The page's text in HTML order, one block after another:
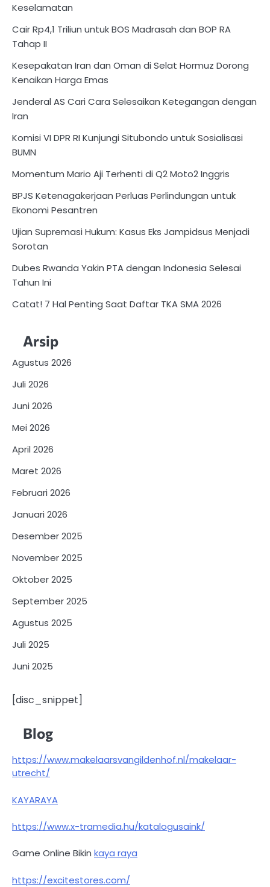
Keselamatan
Cair Rp4,1 Triliun untuk BOS Madrasah dan BOP RA
Tahap II
Kesepakatan Iran dan Oman di Selat Hormuz Dorong
Kenaikan Harga Emas
Jenderal AS Cari Cara Selesaikan Ketegangan dengan
Iran
Komisi VI DPR RI Kunjungi Situbondo untuk Sosialisasi
BUMN
Momentum Mario Aji Terhenti di Q2 Moto2 Inggris
BPJS Ketenagakerjaan Perluas Perlindungan untuk
Ekonomi Pesantren
Ujian Supremasi Hukum: Kasus Eks Jampidsus Menjadi
Sorotan
Dubes Rwanda Yakin PTA dengan Indonesia Selesai
Tahun Ini
Catat! 7 Hal Penting Saat Daftar TKA SMA 2026
Arsip
Agustus 2026
Juli 2026
Juni 2026
Mei 2026
April 2026
Maret 2026
Februari 2026
Januari 2026
Desember 2025
November 2025
Oktober 2025
September 2025
Agustus 2025
Juli 2025
Juni 2025
[disc_snippet]
Blog
https://www.makelaarsvangildenhof.nl/makelaar-
utrecht/
KAYARAYA
https://www.x-tramedia.hu/katalogusaink/
Game Online Bikin kaya raya
https://excitestores.com/